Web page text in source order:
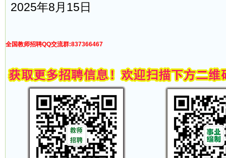
2025年8月15日
全国教师招聘QQ交流群:837366467